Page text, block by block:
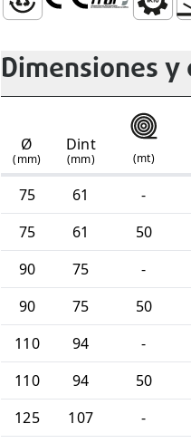
Dimensiones
Ø
(mm)
Dint
(mm) (mt)
75
61 -
75
61 50
90
75 -
90
75 50
110
94 -
110
94 50
125
107 -